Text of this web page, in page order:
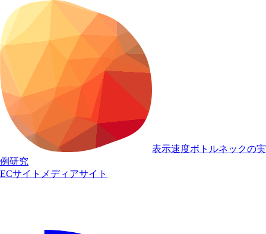
表示速度ボトルネックの実
例研究
ECサイト メディアサイト